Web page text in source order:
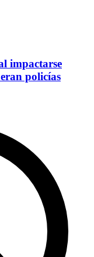
impactarse
policías